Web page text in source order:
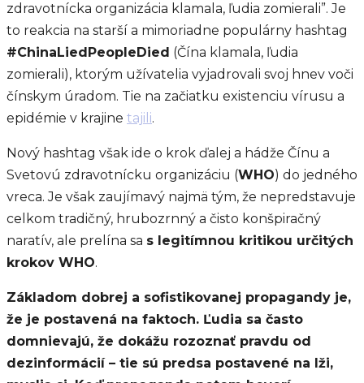
zdravotnícka organizácia klamala, ľudia zomierali”. Je
to reakcia na starší a mimoriadne populárny hashtag
#ChinaLiedPeopleDied (Čína klamala, ľudia
zomierali), ktorým užívatelia vyjadrovali svoj hnev voči
čínskym úradom. Tie na začiatku existenciu vírusu a
epidémie v krajine tajili.
Nový hashtag však ide o krok ďalej a hádže Čínu a
Svetovú zdravotnícku organizáciu (WHO) do jedného
vreca. Je však zaujímavý najmä tým, že nepredstavuje
celkom tradičný, hrubozrnný a čisto konšpiračný
naratív, ale prelína sa s legitímnou kritikou určitých
krokov WHO.
Základom dobrej a sofistikovanej propagandy je,
že je postavená na faktoch. Ľudia sa často
domnievajú, že dokážu rozoznať pravdu od
dezinformácií – tie sú predsa postavené na lži,